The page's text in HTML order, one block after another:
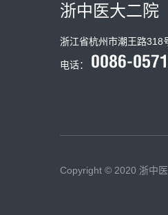
浙中医大二院
浙江省杭州市潮王路318
电话：
Copyright © 2020 浙中